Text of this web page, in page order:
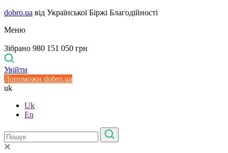
dobro.ua від Української Біржі Благодійності
Меню
Зібрано 980 151 050 грн
Увійти
Допоможи dobro.ua
uk
Uk
En